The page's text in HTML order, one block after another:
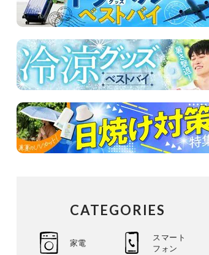
CATEGORIES
家電
スマート
フォン